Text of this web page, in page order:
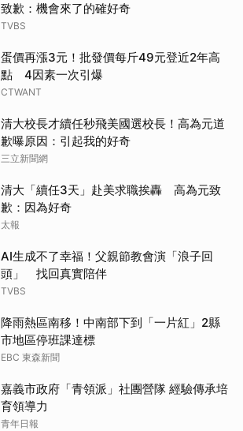
致歉：機會來了的確好奇
TVBS
蛋價再漲3元！批發價每斤49元登近2年高
點 4因素一次引爆
CTWANT
清大校長才續任秒飛美國選校長！高為元道
歉曝原因：引起我的好奇
三立新聞網
清大「續任3天」赴美求職挨轟 高為元致
歉：因為好奇
太報
AI生成不了幸福！父親節教會演「浪子回
頭」 找回真實陪伴
TVBS
降雨熱區南移！中南部下到「一片紅」2縣
市地區停班課達標
EBC 東森新聞
嘉義市政府「青領派」社團營隊 經驗傳承培
育領導力
青年日報